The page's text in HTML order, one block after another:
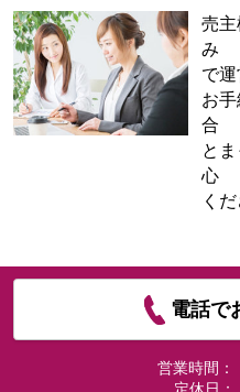
売
み
で運
お
合
と
心
く
電話で
営業時間：